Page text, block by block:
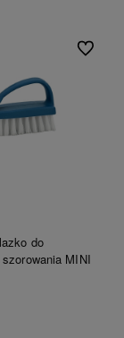
do
MINI
Do